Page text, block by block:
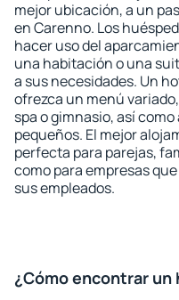
mejor ubicación, a un
en Carenno. Los
hacer uso del
una habitación o una
a sus necesidades. Un
ofrezca un menú
spa o gimnasio, así
pequeños. El mejor
perfecta para parejas,
como para empresas
sus empleados.
¿Cómo encontrar un